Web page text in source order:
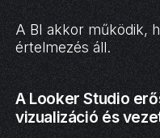
A BI akkor működik,
értelmezés áll.
A Looker Studio
vizualizáció és